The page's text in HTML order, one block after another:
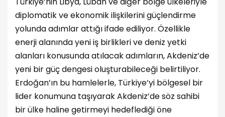
diplomatik ve ekonomik ilişkilerini güçlendirme
yolunda adımlar attığı ifade ediliyor. Özellikle
enerji alanında yeni iş birlikleri ve deniz yetki
alanları konusunda atılacak adımların, Akdeniz’de
yeni bir güç dengesi oluşturabileceği belirtiliyor.
Erdoğan’ın bu hamlelerle, Türkiye’yi bölgesel bir
lider konumuna taşıyarak Akdeniz’de söz sahibi
bir ülke haline getirmeyi hedeflediği öne